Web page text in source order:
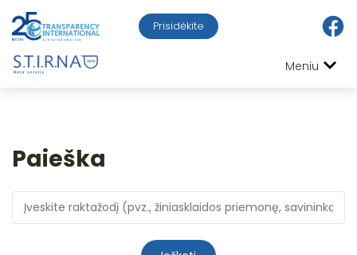
Prisidėkite
Meniu
Paieška